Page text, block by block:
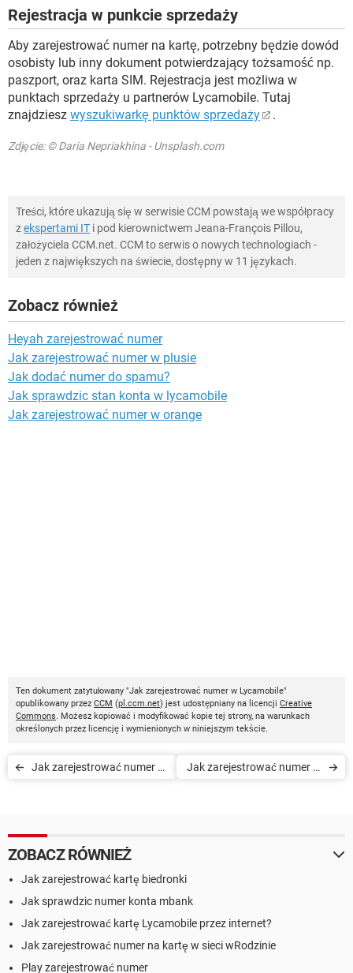
Rejestracja w punkcie sprzedaży
Aby zarejestrować numer na kartę, potrzebny będzie dowód
osobisty lub inny dokument potwierdzający tożsamość np.
paszport, oraz karta SIM. Rejestracja jest możliwa w
punktach sprzedaży u partnerów Lycamobile. Tutaj
znajdziesz wyszukiwarkę punktów sprzedaży .
Zdjęcie: © Daria Nepriakhina - Unsplash.com
Treści, które ukazują się w serwisie CCM powstają we współpracy
zekspertami IT i pod kierownictwem Jeana-François Pillou,
założyciela CCM.net. CCM to serwis o nowych technologiach -
jeden z największych na świecie, dostępny w 11 językach.
Zobacz również
Heyah zarejestrować numer
Jak zarejestrować numer w plusie
Jak dodać numer do spamu?
Jak sprawdzic stan konta w lycamobile
Jak zarejestrować numer w orange
Ten dokument zatytułowany "Jak zarejestrować numer w Lycamobile"
opublikowany przez CCM (pl.ccm.net) jest udostępniany na licencji Creative
Commons. Możesz kopiować i modyfikować kopie tej strony, na warunkach
określonych przez licencję i wymienionych w niniejszym tekście.
Jak zarejestrować numer w
Jak zarejestrować numer w
ZOBACZ RÓWNIEŻ
Jak zarejestrować kartę biedronki
Jak sprawdzic numer konta mbank
Jak zarejestrować kartę Lycamobile przez internet?
Jak zarejestrować numer na kartę w sieci wRodzinie
Play zarejestrować numer